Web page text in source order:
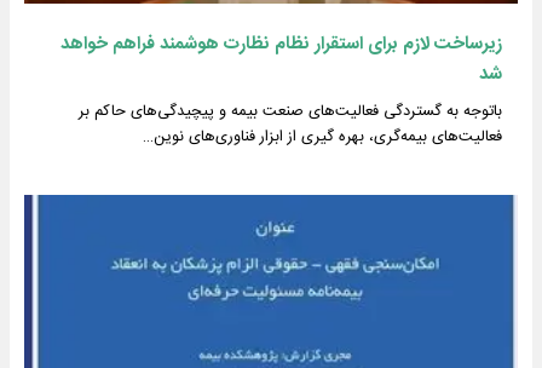
زیرساخت لازم برای استقرار نظام نظارت هوشمند فراهم خواهد
شد
باتوجه به گستردگی فعالیت‌های صنعت بیمه و پیچیدگی‌های حاکم بر
فعالیت‌های بیمه‌گری، بهره گیری از ابزار فناوری‌های نوین…